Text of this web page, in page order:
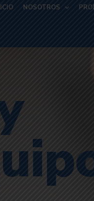
NOSOTROS